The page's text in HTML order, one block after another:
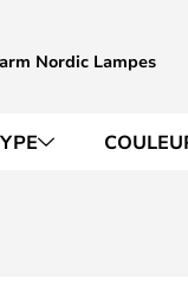
Nordic Lampes